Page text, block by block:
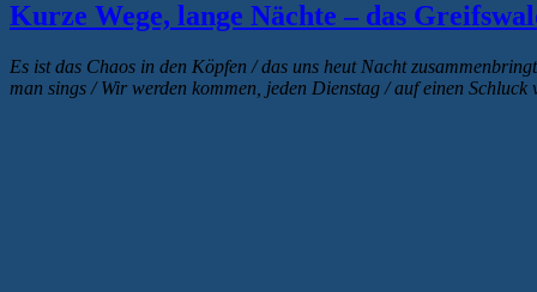
Kurze Wege, lange Nächte – das
Es ist das Chaos in den Köpfen / das uns heut Nacht
man sings / Wir werden kommen, jeden Dienstag / auf einen